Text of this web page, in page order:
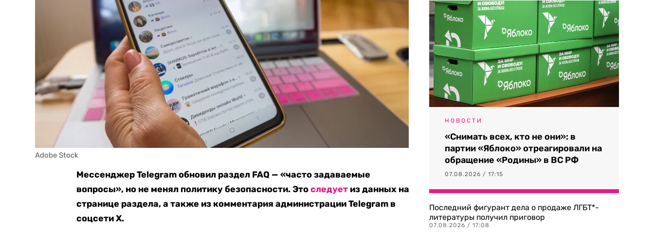
Adobe Stock
Мессенджер Telegram обновил раздел FAQ — «часто задаваемые
вопросы», но не менял политику безопасности. Этоследует из данных на
странице раздела, а также из комментария администрации Telegram в
соцсети Х.
НОВОСТИ
«Снимать всех, кто не они»: в
партии «Яблоко» отреагировали на
обращение «Родины» в ВС РФ
07.08.2026 / 17:15
Последний фигурант дела о продаже ЛГБТ*-
литературы получил приговор
07.08.2026 / 17:08